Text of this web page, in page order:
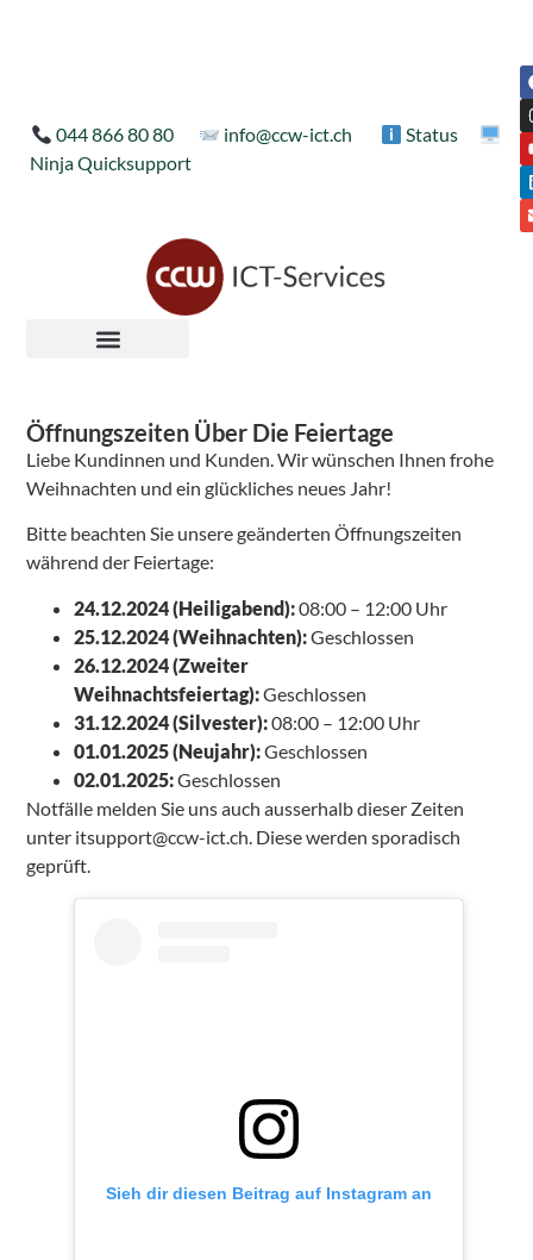
044 866 80 80 info@ccw-ict.ch
Status
Ninja Quicksupport
Öffnungszeiten Über Die Feiertage
Liebe Kundinnen und Kunden. Wir wünschen Ihnen frohe
Weihnachten und ein glückliches neues Jahr!
Bitte beachten Sie unsere geänderten Öffnungszeiten
während der Feiertage:
24.12.2024 (Heiligabend):08:00 – 12:00 Uhr
25.12.2024 (Weihnachten):Geschlossen
26.12.2024 (Zweiter
Weihnachtsfeiertag):Geschlossen
31.12.2024 (Silvester):08:00 – 12:00 Uhr
01.01.2025 (Neujahr):Geschlossen
02.01.2025:Geschlossen
Notfälle melden Sie uns auch ausserhalb dieser Zeiten
unter itsupport@ccw-ict.ch. Diese werden sporadisch
geprüft.
Sieh dir diesen Beitrag auf Instagram an